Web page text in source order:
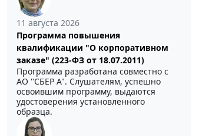
11 августа 2026
Программа повышения
квалификации "О корпоративном
заказе" (223-ФЗ от 18.07.2011)
Программа разработана совместно с
АО ''СБЕР А". Слушателям, успешно
освоившим программу, выдаются
удостоверения установленного
образца.